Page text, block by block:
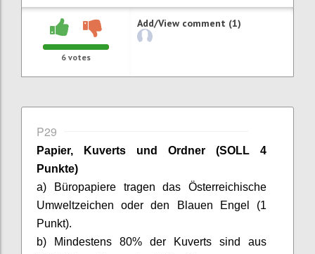
6 votes
Add/View comment (1)
P29
Papier, Kuverts und Ordner (SOLL 4
Punkte)
a) Büropapiere tragen das Österreichische
Umweltzeichen oder den Blauen Engel (1
Punkt).
b) Mindestens 80% der Kuverts sind aus